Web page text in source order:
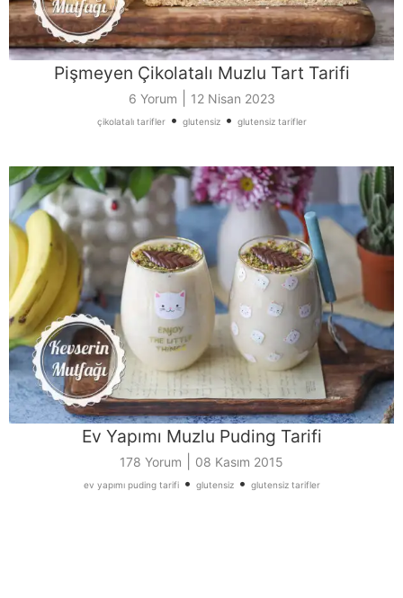
Pişmeyen Çikolatalı Muzlu Tart Tarifi
6 Yorum 12 Nisan 2023
çikolatalı tarifler• glutensiz• glutensiz tarifler
Ev Yapımı Muzlu Puding Tarifi
178 Yorum 08 Kasım 2015
ev yapımı puding tarifi• glutensiz• glutensiz tarifler